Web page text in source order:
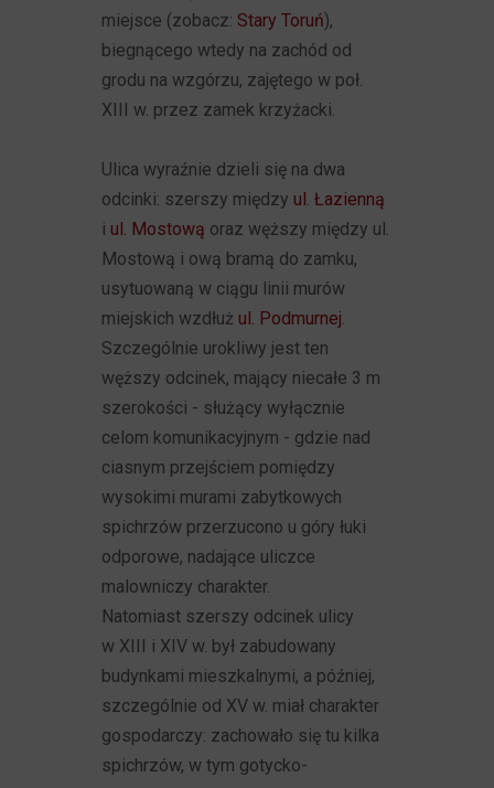
miejsce (zobacz: Stary Toruń),
biegnącego wtedy na zachód od
grodu na wzgórzu, zajętego w poł.
XIII w. przez zamek krzyżacki.
Ulica wyraźnie dzieli się na dwa
odcinki: szerszy między ul. Łazienną
i ul. Mostową oraz węższy między ul.
Mostową i ową bramą do zamku,
usytuowaną w ciągu linii murów
miejskich wzdłuż ul. Podmurnej.
Szczególnie urokliwy jest ten
węższy odcinek, mający niecałe 3 m
szerokości - służący wyłącznie
celom komunikacyjnym - gdzie nad
ciasnym przejściem pomiędzy
wysokimi murami zabytkowych
spichrzów przerzucono u góry łuki
odporowe, nadające uliczce
malowniczy charakter.
Natomiast szerszy odcinek ulicy
w XIII i XIV w. był zabudowany
budynkami mieszkalnymi, a później,
szczególnie od XV w. miał charakter
gospodarczy: zachowało się tu kilka
spichrzów, w tym gotycko-